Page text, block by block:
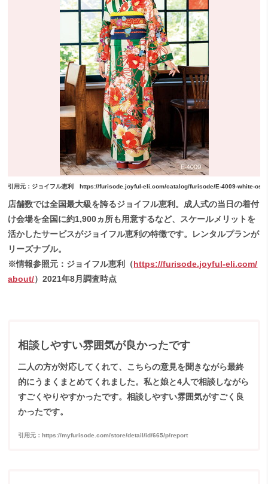
引用元：ジョイフル恵利 https://furisode.joyful-eli.com/catalog/furisode/E-4009-white-os-
店舗数では全国最大級を誇るジョイフル恵利。成人式の当日の着付
け会場を全国に約1,900ヵ所も用意するなど、スケールメリットを
活かしたサービスがジョイフル恵利の特徴です。レンタルプランが
リーズナブル。
※情報参照元：ジョイフル恵利（https://furisode.joyful-eli.com/
about/）2021年8月調査時点
相談しやすい雰囲気が良かったです
二人の方が対応してくれて、こちらの意見を聞きながら最終
的にうまくまとめてくれました。私と娘と4人で相談しながら
すごくやりやすかったです。相談しやすい雰囲気がすごく良
かったです。
引用元：https://myfurisode.com/store/detail/id/665/p/report